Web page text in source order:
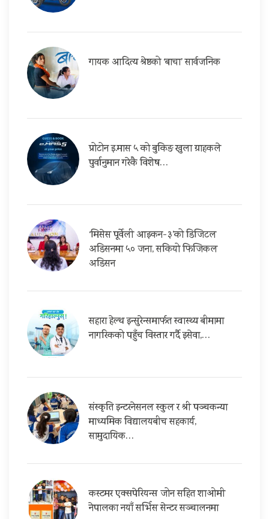
गायक आदित्य श्रेष्ठको ‘बाचा’ सार्वजनिक
प्रोटोन इ.मास ५ को बुकिङ खुला ग्राहकले
पुर्वानुमान गरेकै विशेष…
‘मिसेस पूर्वेली आइकन-३’को डिजिटल
अडिसनमा ५० जना, सकियो फिजिकल
अडिसन
सहारा हेल्थ इन्सुरेन्समार्फत स्वास्थ्य बीमामा
नागरिकको पहुँच विस्तार गर्दै इसेवा,…
संस्कृति इन्टरनेसनल स्कुल र श्री पञ्चकन्या
माध्यमिक विद्यालयबीच सहकार्य,
सामुदायिक…
कस्टमर एक्सपेरियन्स जोन सहित शाओमी
नेपालका नयाँ सर्भिस सेन्टर सञ्चालनमा